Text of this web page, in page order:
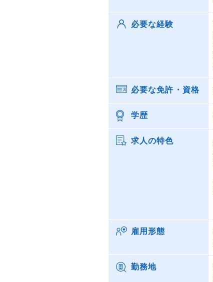
必要な経験
必要な免許・資格
学歴
求人の特色
雇用形態
勤務地